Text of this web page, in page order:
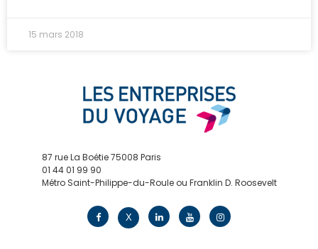
15 mars 2018
87 rue La Boétie 75008 Paris
01 44 01 99 90
Métro Saint-Philippe-du-Roule ou Franklin D. Roosevelt
X